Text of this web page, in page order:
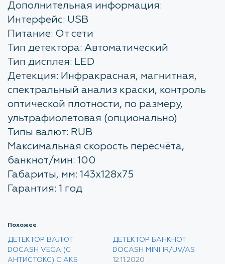
Дополнительная информация:
Интерфейс: USB
Питание: От сети
Тип детектора: Автоматический
Тип дисплея: LED
Детекция: Инфракрасная, магнитная,
спектральный анализ краски, контроль
оптической плотности, по размеру,
ультрафиолетовая (опционально)
Типы валют: RUB
Максимальная скорость пересчёта,
банкнот/мин: 100
Габариты, мм: 143х128х75
Гарантия: 1 год
Похожее
ДЕТЕКТОР ВАЛЮТ
DOCASH VEGA (С
АНТИСТОКС) С АКБ
ДЕТЕКТОР БАНКНОТ
DOCASH MINI IR/UV/AS
12.11.2020